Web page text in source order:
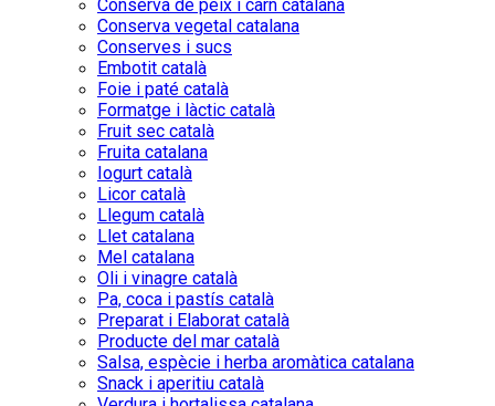
Conserva de peix i carn catalana
Conserva vegetal catalana
Conserves i sucs
Embotit català
Foie i paté català
Formatge i làctic català
Fruit sec català
Fruita catalana
Iogurt català
Licor català
Llegum català
Llet catalana
Mel catalana
Oli i vinagre català
Pa, coca i pastís català
Preparat i Elaborat català
Producte del mar català
Salsa, espècie i herba aromàtica catalana
Snack i aperitiu català